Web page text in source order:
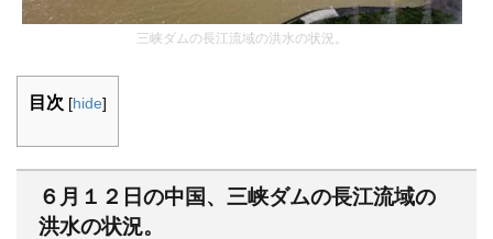
三峡ダムの長江流域の洪水の状況。
目次 [hide]
６月１２日の中国、三峡ダムの長江流域の
洪水の状況。